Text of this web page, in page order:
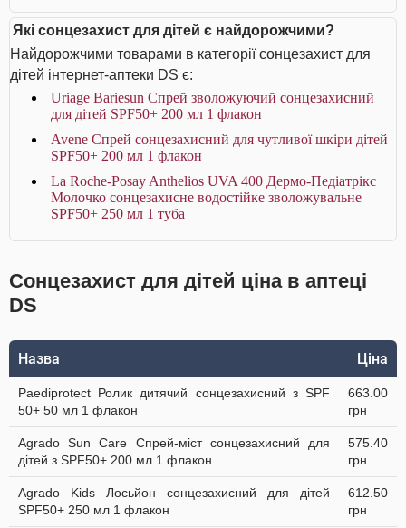
Які сонцезахист для дітей є найдорожчими?
Найдорожчими товарами в категорії сонцезахист для
дітей інтернет-аптеки DS є:
Uriage Bariesun Спрей зволожуючий сонцезахисний
для дітей SPF50+ 200 мл 1 флакон
Avene Спрей сонцезахисний для чутливої шкіри дітей
SPF50+ 200 мл 1 флакон
La Roche-Posay Anthelios UVA 400 Дермо-Педіатрікс
Молочко сонцезахисне водостійке зволожувальне
SPF50+ 250 мл 1 туба
Сонцезахист для дітей ціна в аптеці
DS
Назва Ціна
Paediprotect Ролик дитячий cонцезахисний з SPF
50+ 50 мл 1 флакон
663.00
грн
Agrado Sun Care Спрей-міст сонцезахисний для
дітей з SPF50+ 200 мл 1 флакон
575.40
грн
Agrado Kids Лосьйон сонцезахисний для дітей
SPF50+ 250 мл 1 флакон
612.50
грн